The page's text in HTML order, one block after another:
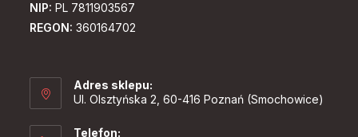
NIP: PL 7811903567
REGON: 360164702
Adres sklepu:
Ul. Olsztyńska 2, 60-416 Poznań (Smochowice)
Telefon: